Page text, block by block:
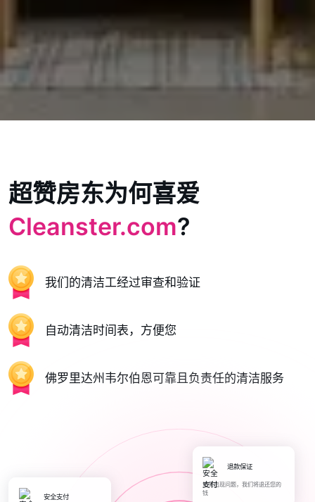
超赞房东为何喜爱
Cleanster.com?
我们的清洁工经过审查和验证
自动清洁时间表，方便您
佛罗里达州韦尔伯恩可靠且负责任的清洁服务
安全支付
退款保证
如果出现问题，我们将退还您的
钱